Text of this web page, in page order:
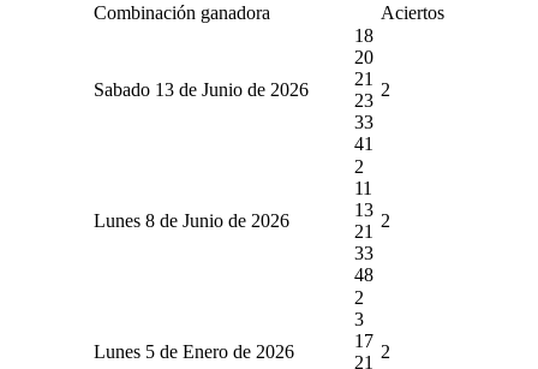
Combinación ganadora Aciertos
Sabado 13 de Junio de 2026
18
20
21
23
33
41
2
Lunes 8 de Junio de 2026
2
11
13
21
33
48
2
Lunes 5 de Enero de 2026
2
3
17
21
2